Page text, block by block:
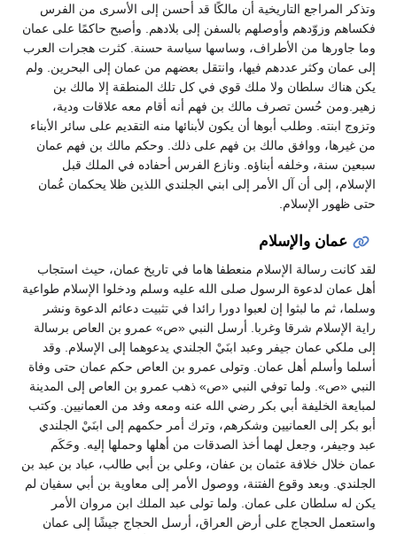
وتذكر المراجع التاريخية أن مالكًا قد أحسن إلى الأسرى من الفرس
فكساهم وزوّدهم وأوصلهم بالسفن إلى بلادهم. وأصبح حاكمًا على عمان
وما جاورها من الأطراف، وساسها سياسة حسنة. كثرت هجرات العرب
إلى عمان وكثر عددهم فيها، وانتقل بعضهم من عمان إلى البحرين. ولم
يكن هناك سلطان ولا ملك قوي في كل تلك المنطقة إلا مالك بن
زهير.ومن حُسن تصرف مالك بن فهم أنه أقام معه علاقات ودية،
وتزوج ابنته. وطلب أبوها أن يكون لأبنائها منه التقديم على سائر الأبناء
من غيرها، ووافق مالك بن فهم على ذلك. وحكم مالك بن فهم عمان
سبعين سنة، وخلفه أبناؤه. ونازع الفرس أحفاده في الملك قبل
الإسلام، إلى أن آل الأمر إلى ابني الجلندي اللذين ظلا يحكمان عُمان
حتى ظهور الإسلام.
عمان والإسلام
لقد كانت رسالة الإسلام منعطفا هاما في تاريخ عمان، حيث استجاب
أهل عمان لدعوة الرسول صلى الله عليه وسلم ودخلوا الإسلام طواعية
وسلما، ثم ما لبثوا إن لعبوا دورا رائدا في تثبيت دعائم الدعوة ونشر
راية الإسلام شرقا وغربا. أرسل النبي «ص» عمرو بن العاص برسالة
إلى ملكي عمان جيفر وعبد ابنَيْ الجلندي يدعوهما إلى الإسلام. وقد
أسلما وأسلم أهل عمان. وتولى عمرو بن العاص حكم عمان حتى وفاة
النبي «ص». ولما توفي النبي «ص» ذهب عمرو بن العاص إلى المدينة
لمبايعة الخليفة أبي بكر رضي الله عنه ومعه وفد من العمانيين. وكتب
أبو بكر إلى العمانيين وشكرهم، وترك أمر حكمهم إلى ابنَيْ الجلندي
عبد وجيفر، وجعل لهما أخذ الصدقات من أهلها وحملها إليه. وحَكَم
عمان خلال خلافة عثمان بن عفان، وعلي بن أبي طالب، عباد بن عبد بن
الجلندي. وبعد وقوع الفتنة، ووصول الأمر إلى معاوية بن أبي سفيان لم
يكن له سلطان على عمان. ولما تولى عبد الملك ابن مروان الأمر
واستعمل الحجاج على أرض العراق، أرسل الحجاج جيشًا إلى عمان